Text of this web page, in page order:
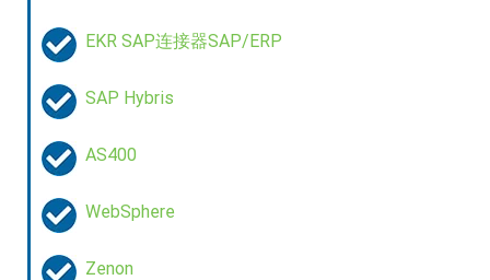
Gico
Ici Caldaie
Lonati
MG2
EKR SAP连接器SAP/ERP
SAP Hybris
AS400
WebSphere
Zenon